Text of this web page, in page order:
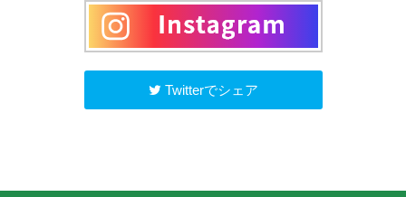
Twitterでシェア